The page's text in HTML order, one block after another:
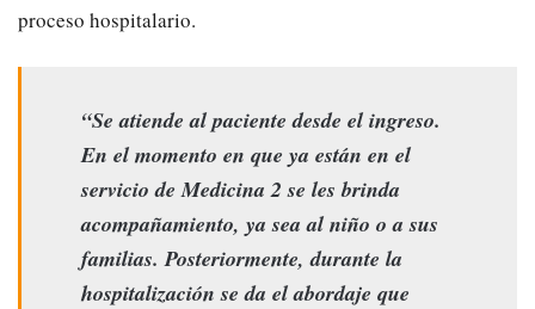
proceso hospitalario.
“Se atiende al paciente desde el ingreso.
En el momento en que ya están en el
servicio de Medicina 2 se les brinda
acompañamiento, ya sea al niño o a sus
familias. Posteriormente, durante la
hospitalización se da el abordaje que